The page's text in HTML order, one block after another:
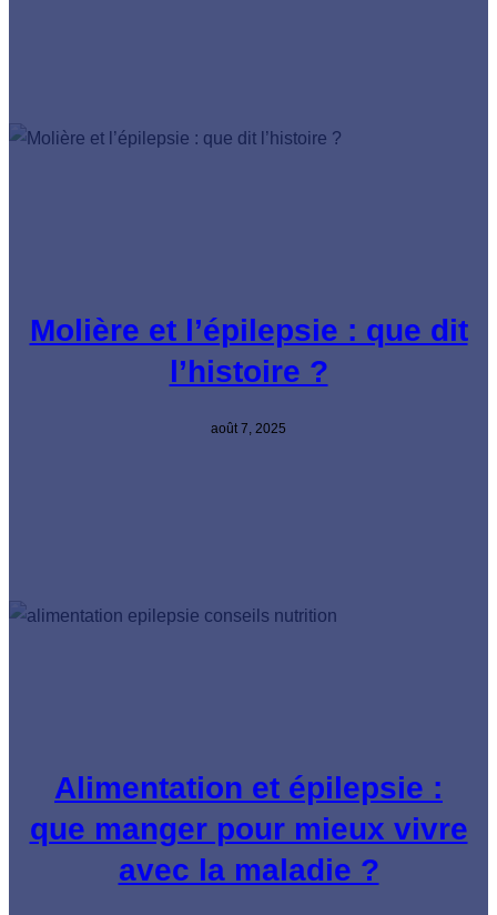
Molière et l’épilepsie : que dit
l’histoire ?
août 7, 2025
Alimentation et épilepsie :
que manger pour mieux vivre
avec la maladie ?